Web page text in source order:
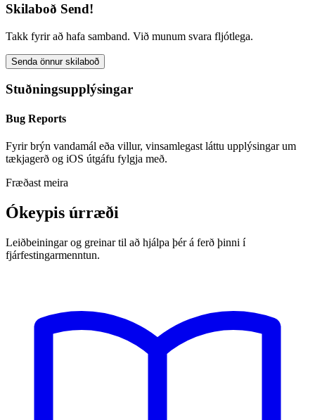
Skilaboð Send!
Takk fyrir að hafa samband. Við munum svara fljótlega.
Senda önnur skilaboð
Stuðningsupplýsingar
Bug Reports
Fyrir brýn vandamál eða villur, vinsamlegast láttu upplýsingar um
tækjagerð og iOS útgáfu fylgja með.
Fræðast meira
Ókeypis úrræði
Leiðbeiningar og greinar til að hjálpa þér á ferð þinni í
fjárfestingarmenntun.